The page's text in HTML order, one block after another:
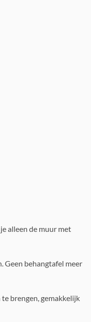
alleen de muur met
Geen behangtafel meer
brengen, gemakkelijk